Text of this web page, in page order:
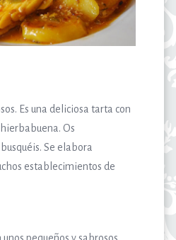
Es una deliciosa tarta con
Os
Se elabora
establecimientos de